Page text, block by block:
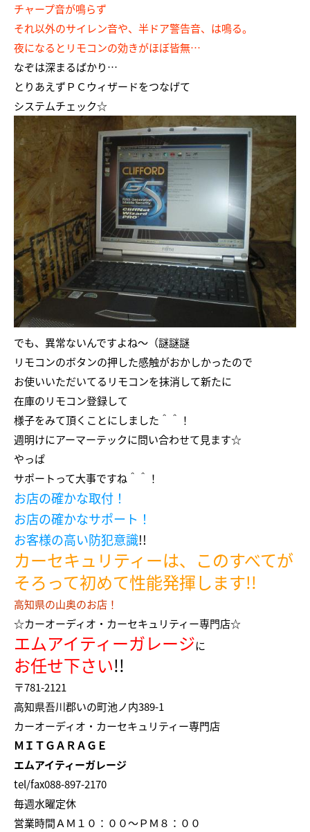
チャープ音が鳴らず
それ以外のサイレン音や、半ドア警告音、は鳴る。
夜になるとリモコンの効きがほぼ皆無…
なぞは深まるばかり…
とりあえずＰＣウィザードをつなげて
システムチェック☆
でも、異常ないんですよね～（謎謎謎
リモコンのボタンの押した感触がおかしかったので
お使いいただいてるリモコンを抹消して新たに
在庫のリモコン登録して
様子をみて頂くことにしました＾＾！
週明けにアーマーテックに問い合わせて見ます☆
やっぱ
サポートって大事ですね＾＾！
お店の確かな取付！
お店の確かなサポート！
お客様の高い防犯意識!!
カーセキュリティーは、このすべてが
そろって初めて性能発揮します!!
高知県の山奥のお店！
☆カーオーディオ・カーセキュリティー専門店☆
エムアイティーガレージに
お任せ下さい!!
〒781-2121
高知県吾川郡いの町池ノ内389-1
カーオーディオ・カーセキュリティー専門店
ＭＩＴＧＡＲＡＧＥ
エムアイティーガレージ
tel/fax088-897-2170
毎週水曜定休
営業時間ＡＭ１０：００～ＰＭ８：００